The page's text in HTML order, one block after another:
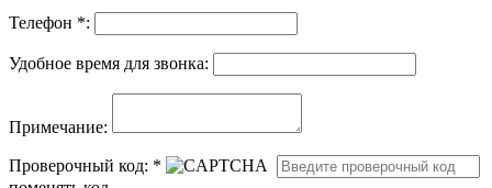
Телефон *:
Удобное время для звонка:
Примечание:
Проверочный код: *